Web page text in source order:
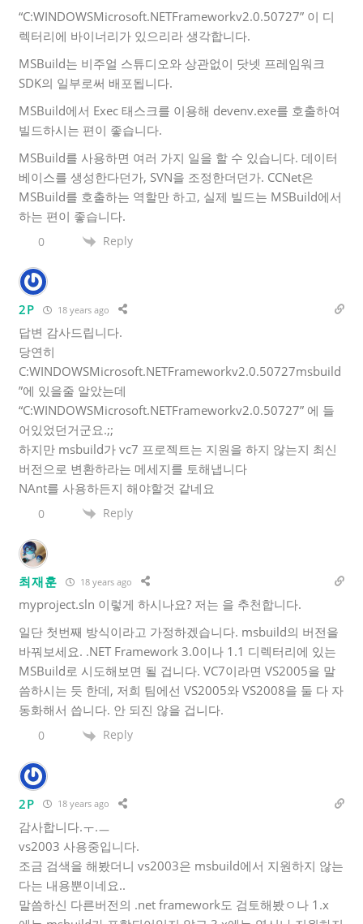
“C:WINDOWSMicrosoft.NETFrameworkv2.0.50727” 이 디
렉터리에 바이너리가 있으리라 생각합니다.
MSBuild는 비주얼 스튜디오와 상관없이 닷넷 프레임워크
SDK의 일부로써 배포됩니다.
MSBuild에서 Exec 태스크를 이용해 devenv.exe를 호출하여
빌드하시는 편이 좋습니다.
MSBuild를 사용하면 여러 가지 일을 할 수 있습니다. 데이터
베이스를 생성한다던가, SVN을 조정한더던가. CCNet은
MSBuild를 호출하는 역할만 하고, 실제 빌드는 MSBuild에서
하는 편이 좋습니다.
0 Reply
2P 18 years ago
답변 감사드립니다.
당연히
C:WINDOWSMicrosoft.NETFrameworkv2.0.50727msbuild
”에 있을줄 알았는데
“C:WINDOWSMicrosoft.NETFrameworkv2.0.50727” 에 들
어있었던거군요.;;
하지만 msbuild가 vc7 프로젝트는 지원을 하지 않는지 최신
버전으로 변환하라는 메세지를 토해냅니다
NAnt를 사용하든지 해야할것 같네요
0 Reply
최재훈 18 years ago
myproject.sln 이렇게 하시나요? 저는 을 추천합니다.
일단 첫번째 방식이라고 가정하겠습니다. msbuild의 버전을
바꿔보세요. .NET Framework 3.0이나 1.1 디렉터리에 있는
MSBuild로 시도해보면 될 겁니다. VC7이라면 VS2005을 말
씀하시는 듯 한데, 저희 팀에선 VS2005와 VS2008을 둘 다 자
동화해서 씁니다. 안 되진 않을 겁니다.
0 Reply
2P 18 years ago
감사합니다.ㅜ.ㅡ
vs2003 사용중입니다.
조금 검색을 해봤더니 vs2003은 msbuild에서 지원하지 않는
다는 내용뿐이네요..
말씀하신 다른버전의 .net framework도 검토해봤ㅇ나 1.x